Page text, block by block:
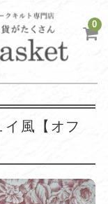
0
イ風【オフ